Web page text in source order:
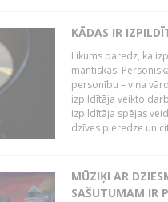
KĀDAS IR
Likums paredz, ka
mantiskās.
personību – viņa
izpildītāja veikto
Izpildītāja spējas
dzīves pieredze un
MŪZIĶI AR
SAŠUTUMAM IR